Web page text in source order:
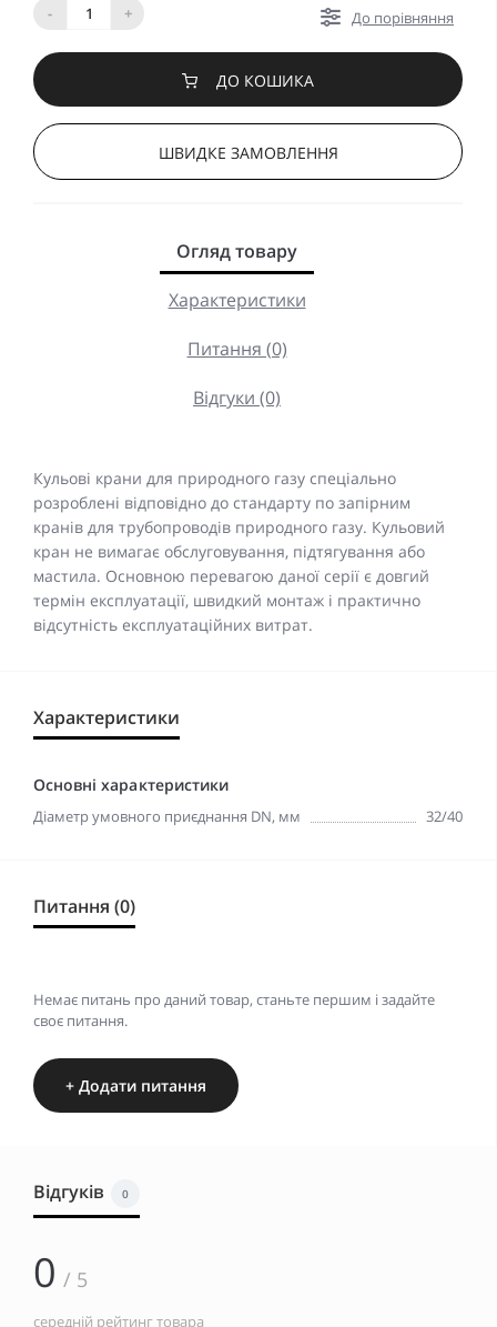
-
+
До порівняння
ДО КОШИКА
ШВИДКЕ ЗАМОВЛЕННЯ
Огляд товару
Характеристики
Питання (0)
Відгуки (0)
Кульові крани для природного газу спеціально
розроблені відповідно до стандарту по запірним
кранів для трубопроводів природного газу. Кульовий
кран не вимагає обслуговування, підтягування або
мастила. Основною перевагою даної серії є довгий
термін експлуатації, швидкий монтаж і практично
відсутність експлуатаційних витрат.
Характеристики
Основні характеристики
Діаметр умовного приєднання DN, мм 32/40
Питання (0)
Немає питань про даний товар, станьте першим і задайте
своє питання.
+ Додати питання
Відгуків 0
0 / 5
середній рейтинг товара